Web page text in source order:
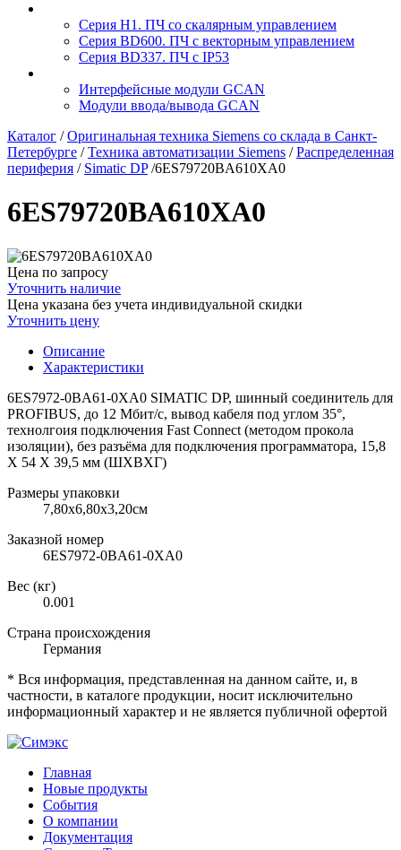
Серия H1. ПЧ со скалярным управлением
Серия BD600. ПЧ с векторным управлением
Серия BD337. ПЧ с IP53
Интерфейсные модули GCAN
Модули ввода/вывода GCAN
Каталог / Оригинальная техника Siemens со склада в Санкт-
Петербурге / Техника автоматизации Siemens / Распределенная
периферия / Simatic DP /6ES79720BA610XA0
6ES79720BA610XA0
Цена по запросу
Уточнить наличие
Цена указана без учета индивидуальной скидки
Уточнить цену
Описание
Характеристики
6ES7972-0BA61-0XA0 SIMATIC DP, шинный соединитель для
PROFIBUS, до 12 Мбит/с, вывод кабеля под углом 35°,
технолгоия подключения Fast Connect (методом прокола
изоляции), без разъёма для подключения программатора, 15,8
X 54 X 39,5 мм (ШXВXГ)
Размеры упаковки
7,80х6,80х3,20см
Заказной номер
6ES7972-0BA61-0XA0
Вес (кг)
0.001
Страна происхождения
Германия
* Вся информация, представленная на данном сайте, и, в
частности, в каталоге продукции, носит исключительно
информационный характер и не является публичной офертой
Главная
Новые продукты
События
О компании
Документация